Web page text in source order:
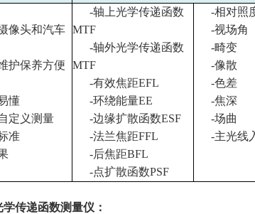
像头和汽车
护保养方便
懂
定义测量
准
-轴上光学传递函数
MTF
-轴外光学传递函数
MTF
-有效焦距EFL
-环绕能量EE
-边缘扩散函数ESF
-法兰焦距FFL
-后焦距BFL
-点扩散函数PSF
-相对照
-视场角
-畸变
-像散
-色差
-焦深
-场曲
-主光线
传递函数测量仪：